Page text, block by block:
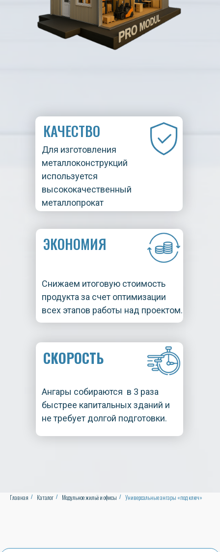
КАЧЕСТВО
Для изготовления
металлоконструкций
используется
высококачественный
металлопрокат
ЭКОНОМИЯ
Снижаем итоговую стоимость
продукта за счет оптимизации
всех этапов работы над проектом.
СКОРОСТЬ
Ангары собираются в 3 раза
быстрее капитальных зданий и
не требует долгой подготовки.
Главная / Каталог / Модульное жильё и офисы / Универсальные ангары «под ключ»